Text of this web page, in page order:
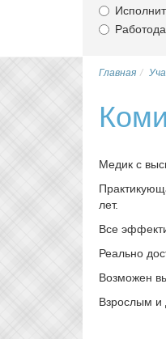
Главная
Медик с
лет.
Все
Реально
Возможен
Взрослым и